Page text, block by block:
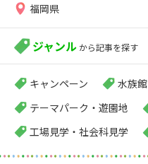
福岡県
ジャンル から記事を探す
キャンペーン 水族館
テーマパーク・遊園地
工場見学・社会科見学